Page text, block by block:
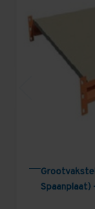
Spaanplaat)